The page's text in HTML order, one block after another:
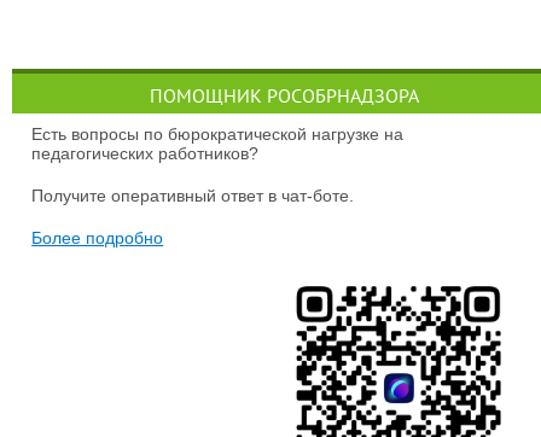
ПОМОЩНИК РОСОБРНАДЗОРА
Есть вопросы по бюрократической нагрузке на
педагогических работников?
Получите оперативный ответ в чат-боте.
Более подробно